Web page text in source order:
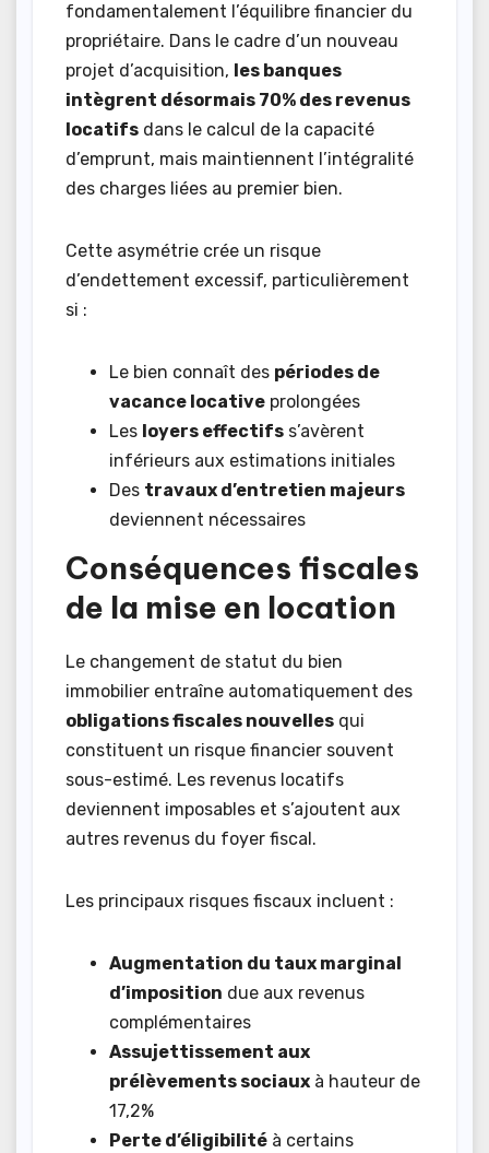
fondamentalement l’équilibre financier du
propriétaire. Dans le cadre d’un nouveau
projet d’acquisition, les banques
intègrent désormais 70% des revenus
locatifs dans le calcul de la capacité
d’emprunt, mais maintiennent l’intégralité
des charges liées au premier bien.
Cette asymétrie crée un risque
d’endettement excessif, particulièrement
si :
Le bien connaît des périodes de
vacance locative prolongées
Les loyers effectifs s’avèrent
inférieurs aux estimations initiales
Des travaux d’entretien majeurs
deviennent nécessaires
Conséquences fiscales
de la mise en location
Le changement de statut du bien
immobilier entraîne automatiquement des
obligations fiscales nouvelles qui
constituent un risque financier souvent
sous-estimé. Les revenus locatifs
deviennent imposables et s’ajoutent aux
autres revenus du foyer fiscal.
Les principaux risques fiscaux incluent :
Augmentation du taux marginal
d’imposition due aux revenus
complémentaires
Assujettissement aux
prélèvements sociaux à hauteur de
17,2%
Perte d’éligibilité à certains